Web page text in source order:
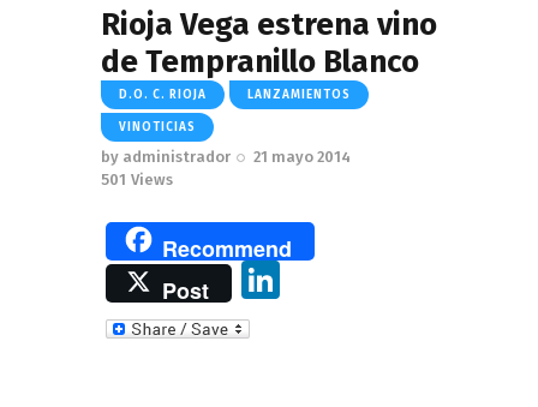
Rioja Vega estrena vino
de Tempranillo Blanco
D.O. C. RIOJA LANZAMIENTOS
VINOTICIAS
by administrador
21 mayo 2014
501 Views
Recommend
Post